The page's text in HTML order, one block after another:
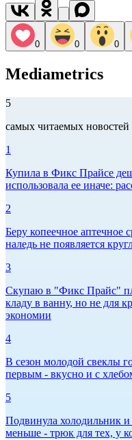
0 0 0
Mediametrics
5
самых читаемых новостей
1
Купила в Фикс Прайсе
использовала ее иначе:
2
Беру копеечное
наледь не появляется
3
Скупаю в "Фикс Прайс"
кладу в ванну, но не для
экономии
4
В сезон молодой свеклы
первым - вкусно и с
5
Подвинула холодильник и
меньше - трюк для тех, у